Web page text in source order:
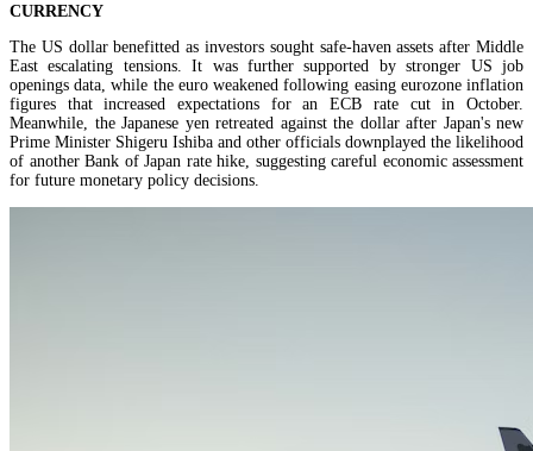
CURRENCY
The US dollar benefitted as investors sought safe-haven assets after Middle
East escalating tensions. It was further supported by stronger US job
openings data, while the euro weakened following easing eurozone inflation
figures that increased expectations for an ECB rate cut in October.
Meanwhile, the Japanese yen retreated against the dollar after Japan's new
Prime Minister Shigeru Ishiba and other officials downplayed the likelihood
of another Bank of Japan rate hike, suggesting careful economic assessment
for future monetary policy decisions.